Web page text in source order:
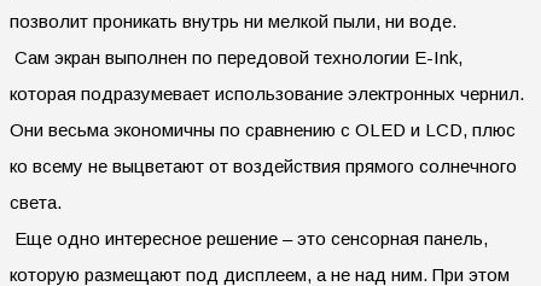
позволит проникать внутрь ни мелкой пыли, ни воде.
Сам экран выполнен по передовой технологии E-Ink,
которая подразумевает использование электронных чернил.
Они весьма экономичны по сравнению с OLED и LCD, плюс
ко всему не выцветают от воздействия прямого солнечного
света.
Еще одно интересное решение – это сенсорная панель,
которую размещают под дисплеем, а не над ним. При этом